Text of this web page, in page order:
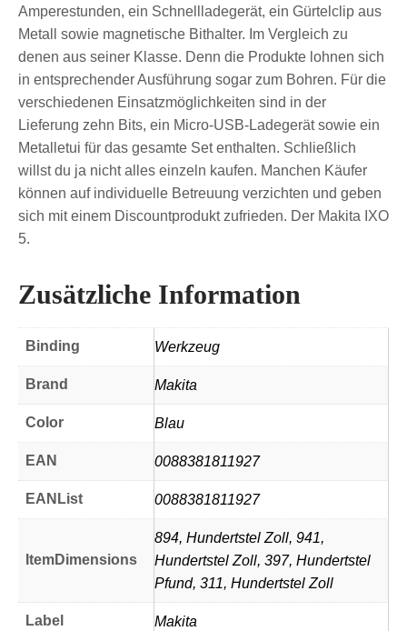
Amperestunden, ein Schnellladegerät, ein Gürtelclip aus
Metall sowie magnetische Bithalter. Im Vergleich zu
denen aus seiner Klasse. Denn die Produkte lohnen sich
in entsprechender Ausführung sogar zum Bohren. Für die
verschiedenen Einsatzmöglichkeiten sind in der
Lieferung zehn Bits, ein Micro-USB-Ladegerät sowie ein
Metalletui für das gesamte Set enthalten. Schließlich
willst du ja nicht alles einzeln kaufen. Manchen Käufer
können auf individuelle Betreuung verzichten und geben
sich mit einem Discountprodukt zufrieden. Der Makita IXO
5.
Zusätzliche Information
Binding Werkzeug
Brand Makita
Color Blau
EAN 0088381811927
EANList 0088381811927
ItemDimensions
894, Hundertstel Zoll, 941,
Hundertstel Zoll, 397, Hundertstel
Pfund, 311, Hundertstel Zoll
Label Makita